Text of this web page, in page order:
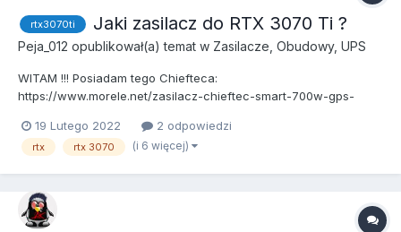
rtx3070ti Jaki zasilacz do RTX 3070 Ti ?
Peja_012 opublikował(a) temat w Zasilacze, Obudowy, UPS
WITAM !!! Posiadam tego Chiefteca:
https://www.morele.net/zasilacz-chieftec-smart-700w-gps-
wymiana zasilacza na lepszy? np. na Corsaira RM750X 750W
bądź przykładowo pokusić się o 850W - Corsair RM850X ? Jeśli
19 Lutego 2022 2 odpowiedzi
rtx rtx 3070 (i 6 więcej)